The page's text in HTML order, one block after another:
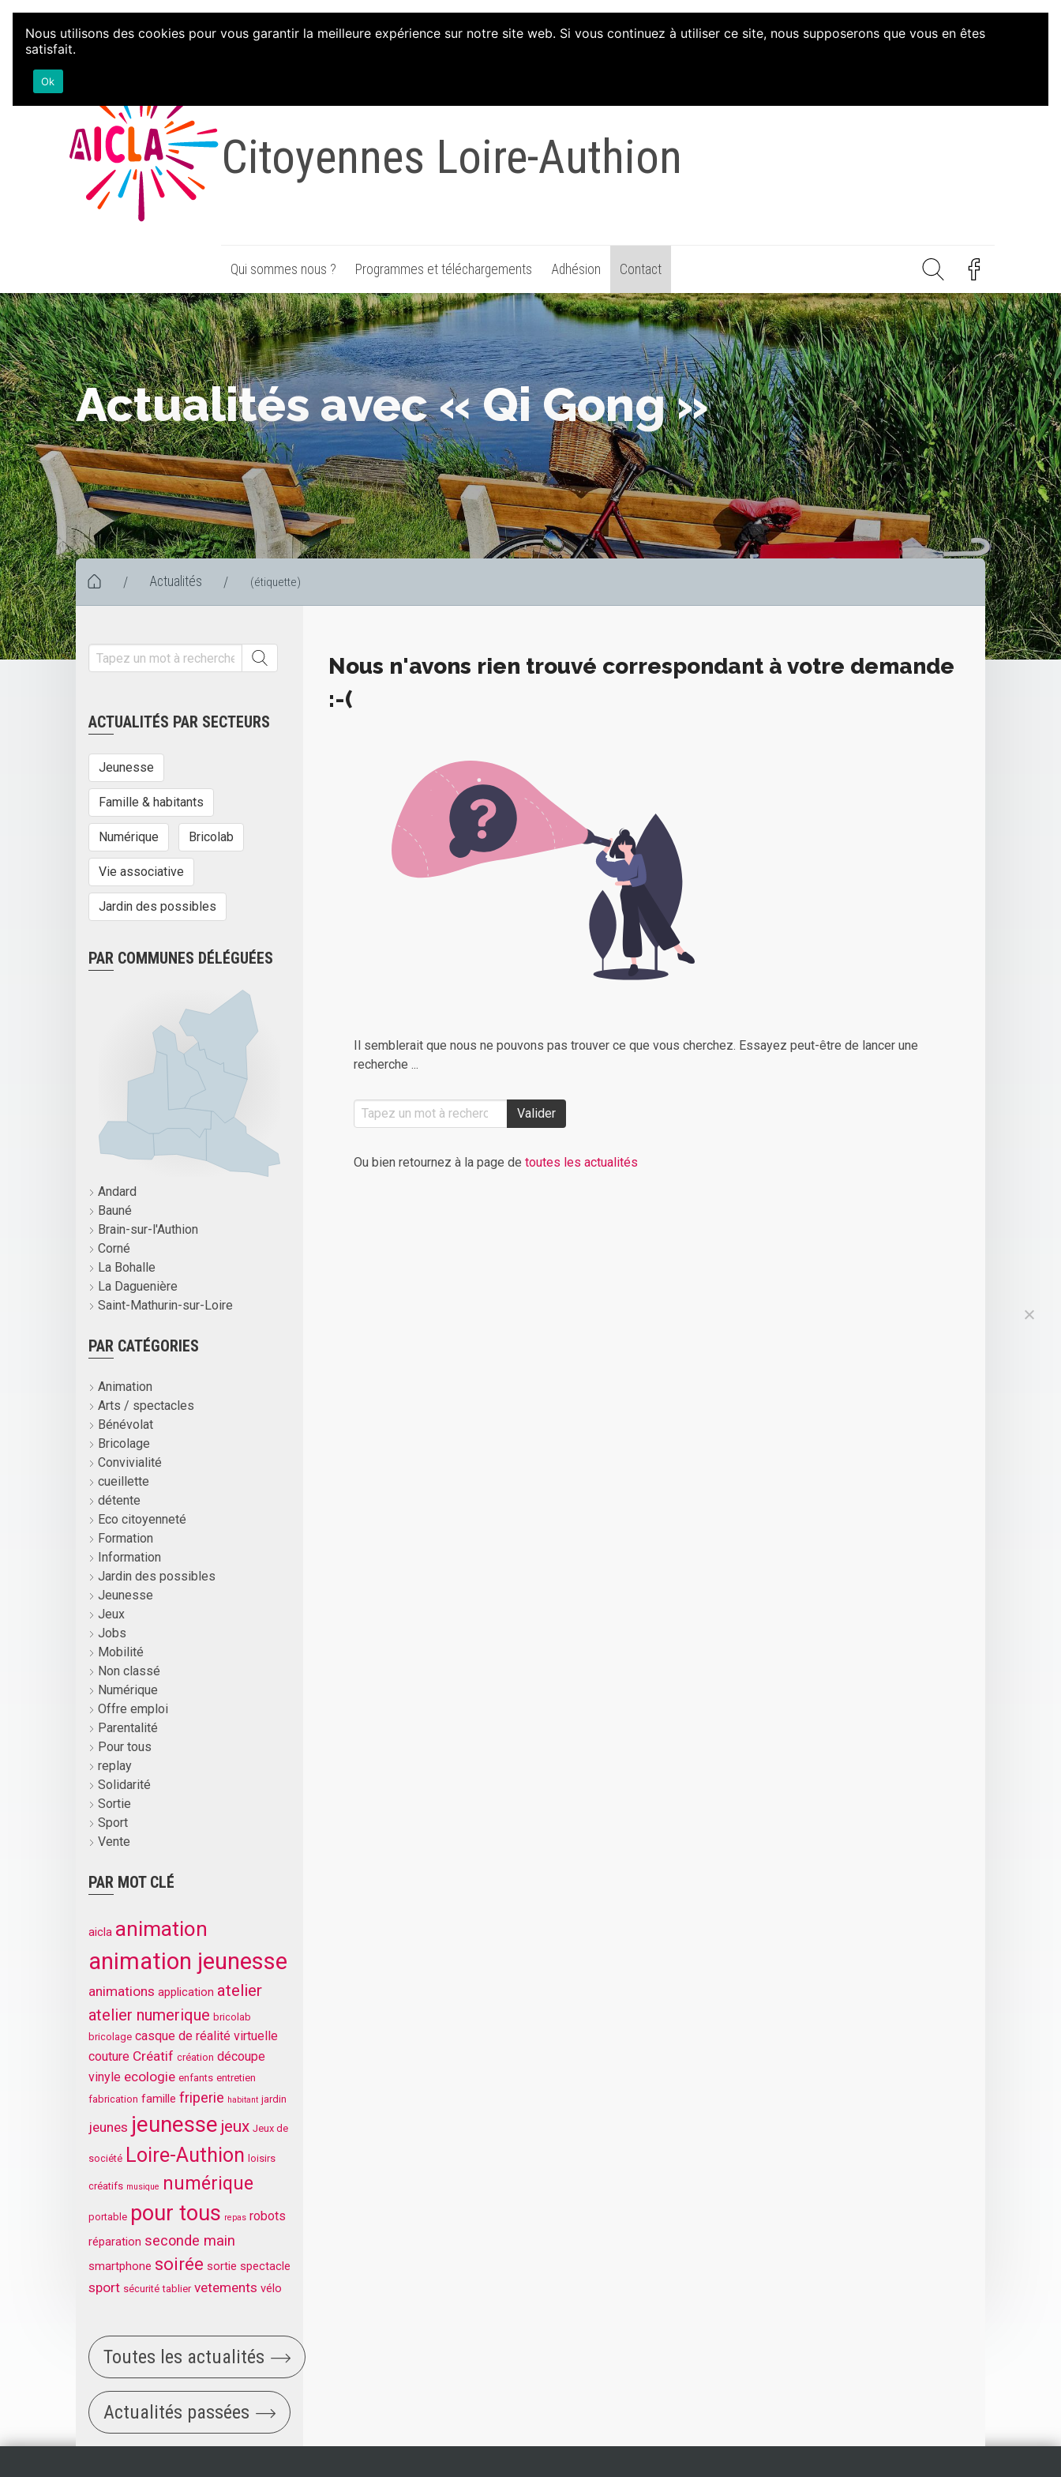
Aller au contenu
Citoyennes Loire-Authion
Qui sommes nous ? Programmes et téléchargements Adhésion Contact
Actualités avec « Qi Gong »
/ Actualités / (étiquette)
ACTUALITÉS PAR SECTEURS
Jeunesse
Famille & habitants
Numérique Bricolab
Vie associative
Jardin des possibles
PAR COMMUNES DÉLÉGUÉES
Andard
Bauné
Brain-sur-l'Authion
Corné
La Bohalle
La Daguenière
Saint-Mathurin-sur-Loire
PAR CATÉGORIES
Animation
Arts / spectacles
Bénévolat
Bricolage
Convivialité
cueillette
détente
Eco citoyenneté
Formation
Information
Jardin des possibles
Jeunesse
Jeux
Jobs
Mobilité
Non classé
Numérique
Offre emploi
Parentalité
Pour tous
replay
Solidarité
Sortie
Sport
Vente
PAR MOT CLÉ
aicla animation
animation jeunesse
animations application atelier
atelier numerique bricolab
bricolage casque de réalité virtuelle
couture Créatif création découpe
vinyle ecologie enfants entretien
fabrication famille friperie habitant jardin
jeunes jeunesse jeux Jeux de
société Loire-Authion loisirs
créatifs musique numérique
portable pour tous repas robots
réparation seconde main
smartphone soirée sortie spectacle
sport sécurité tablier vetements vélo
Toutes les actualités
Actualités passées
Nous n'avons rien trouvé correspondant à votre demande
:-(
Il semblerait que nous ne pouvons pas trouver ce que vous cherchez. Essayez peut-être de lancer une
recherche ...
Valider
Ou bien retournez à la page de toutes les actualités
Nous utilisons des cookies pour vous garantir la meilleure expérience sur notre site web. Si vous continuez à utiliser ce site, nous supposerons que vous en êtes
satisfait.
Ok